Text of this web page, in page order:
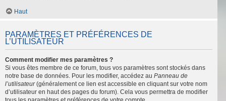
Haut
PARAMÈTRES ET PRÉFÉRENCES DE
L’UTILISATEUR
Comment modifier mes paramètres ?
Si vous êtes membre de ce forum, tous vos paramètres sont stockés dans
notre base de données. Pour les modifier, accédez au Panneau de
l’utilisateur(généralement ce lien est accessible en cliquant sur votre nom
d’utilisateur en haut des pages du forum). Cela vous permettra de modifier